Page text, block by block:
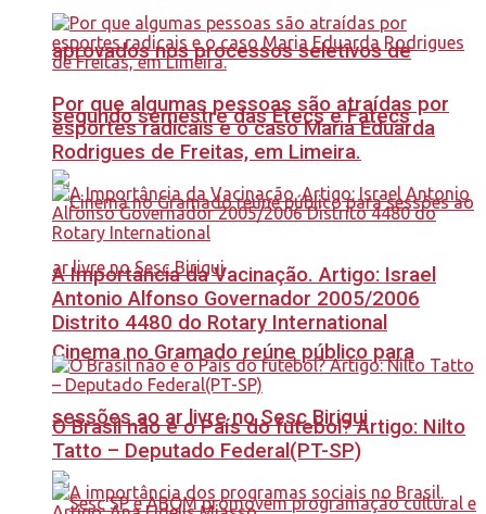
aprovados nos processos seletivos de
segundo semestre das Etecs e Fatecs
Cinema no Gramado reúne público para
sessões ao ar livre no Sesc Birigui
Por que algumas pessoas são atraídas por
esportes radicais e o caso Maria Eduarda
Rodrigues de Freitas, em Limeira.
A Importância da Vacinação. Artigo: Israel
Antonio Alfonso Governador 2005/2006
Distrito 4480 do Rotary International
O Brasil não é o País do futebol? Artigo: Nilto
Tatto – Deputado Federal(PT-SP)